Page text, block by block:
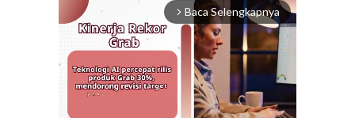
arrow_forward_ios Baca Selengkapnya